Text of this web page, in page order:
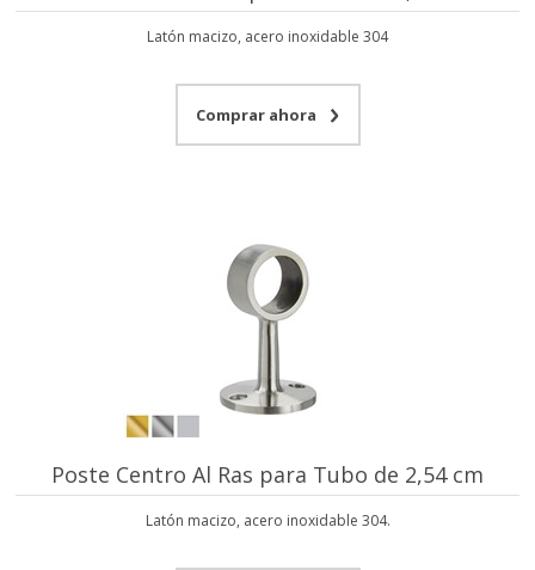
Latón macizo, acero inoxidable 304
Comprar ahora
Poste Centro Al Ras para Tubo de 2,54 cm
Latón macizo, acero inoxidable 304.